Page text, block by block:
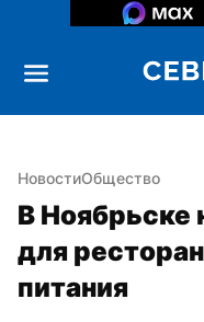
НовостиОбщество
В Ноябрьске
для
питания